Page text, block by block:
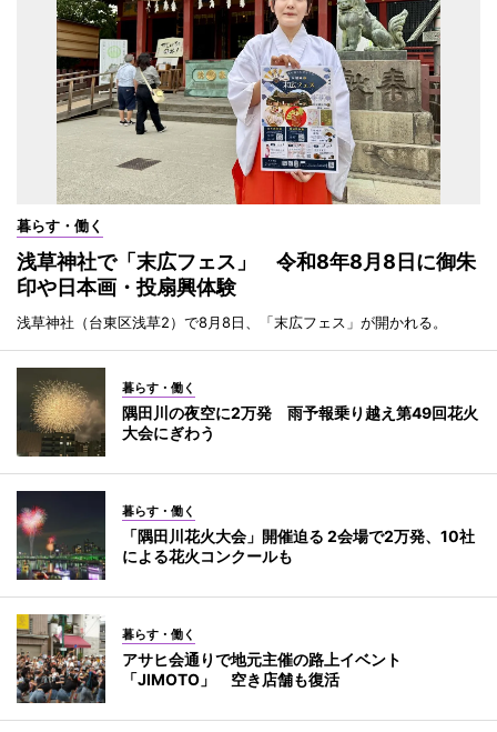
暮らす・働く
浅草神社で「末広フェス」 令和8年8月8日に御朱
印や日本画・投扇興体験
浅草神社（台東区浅草2）で8月8日、「末広フェス」が開かれる。
暮らす・働く
隅田川の夜空に2万発 雨予報乗り越え第49回花火
大会にぎわう
暮らす・働く
「隅田川花火大会」開催迫る 2会場で2万発、10社
による花火コンクールも
暮らす・働く
アサヒ会通りで地元主催の路上イベント
「JIMOTO」 空き店舗も復活